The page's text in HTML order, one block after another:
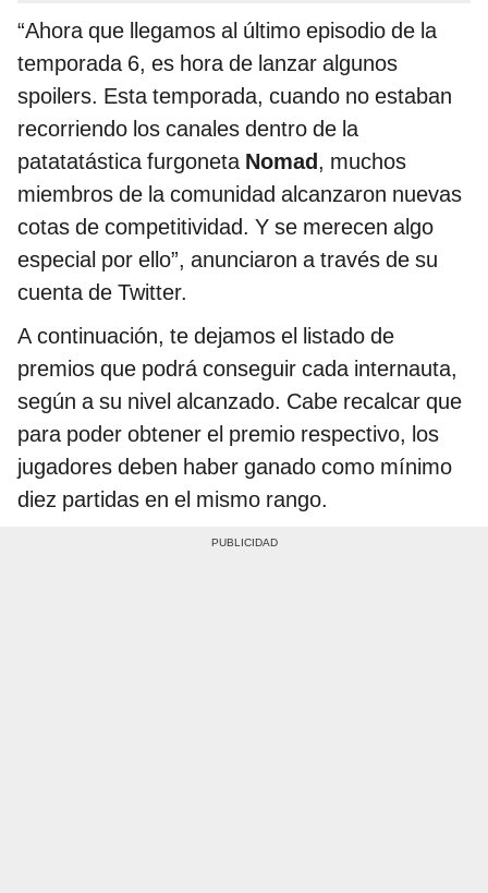
“Ahora que llegamos al último episodio de la
temporada 6, es hora de lanzar algunos
spoilers. Esta temporada, cuando no estaban
recorriendo los canales dentro de la
patatatástica furgoneta Nomad, muchos
miembros de la comunidad alcanzaron nuevas
cotas de competitividad. Y se merecen algo
especial por ello”, anunciaron a través de su
cuenta de Twitter.
A continuación, te dejamos el listado de
premios que podrá conseguir cada internauta,
según a su nivel alcanzado. Cabe recalcar que
para poder obtener el premio respectivo, los
jugadores deben haber ganado como mínimo
diez partidas en el mismo rango.